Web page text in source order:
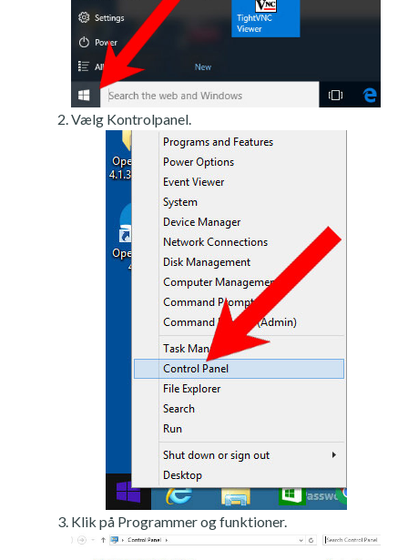
Vælg Kontrolpanel.
Klik på Programmer og funktioner.